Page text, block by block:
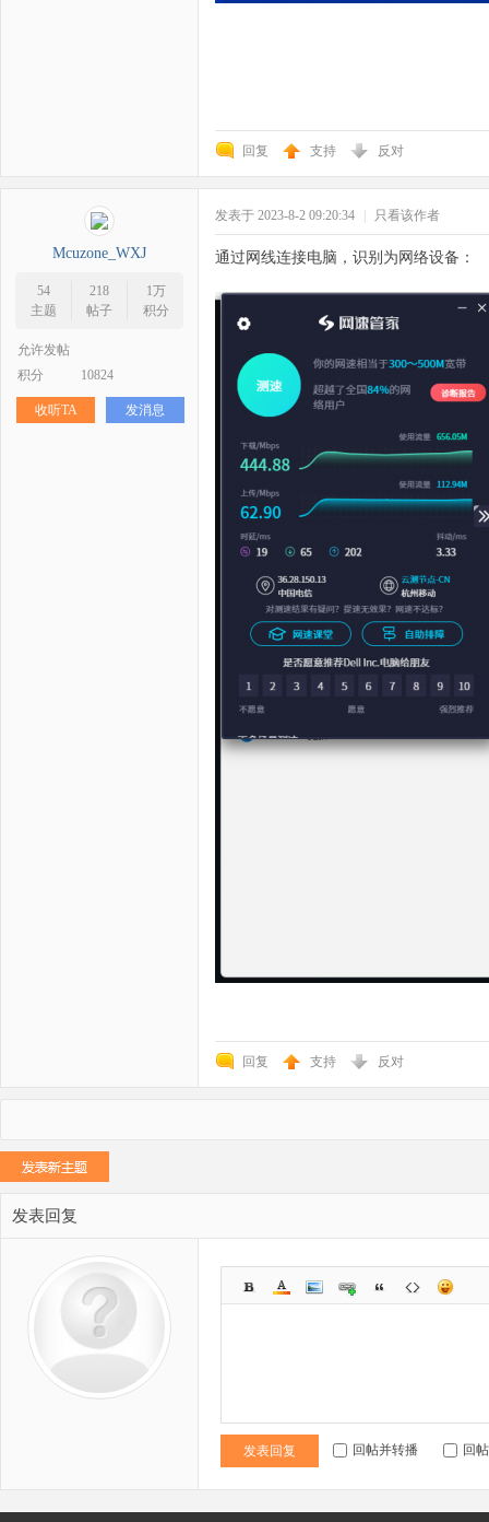
回复 支持 反对
Mcuzone_WXJ
54
主题
218
帖子
1万
积分
允许发帖
积分
10824
收听TA 发消息
发表于 2023-8-2 09:20:34 只看该作者
通过网线连接电脑，识别为网络设备：
回复 支持 反对
发表回复
发表回复 回帖并转播 回